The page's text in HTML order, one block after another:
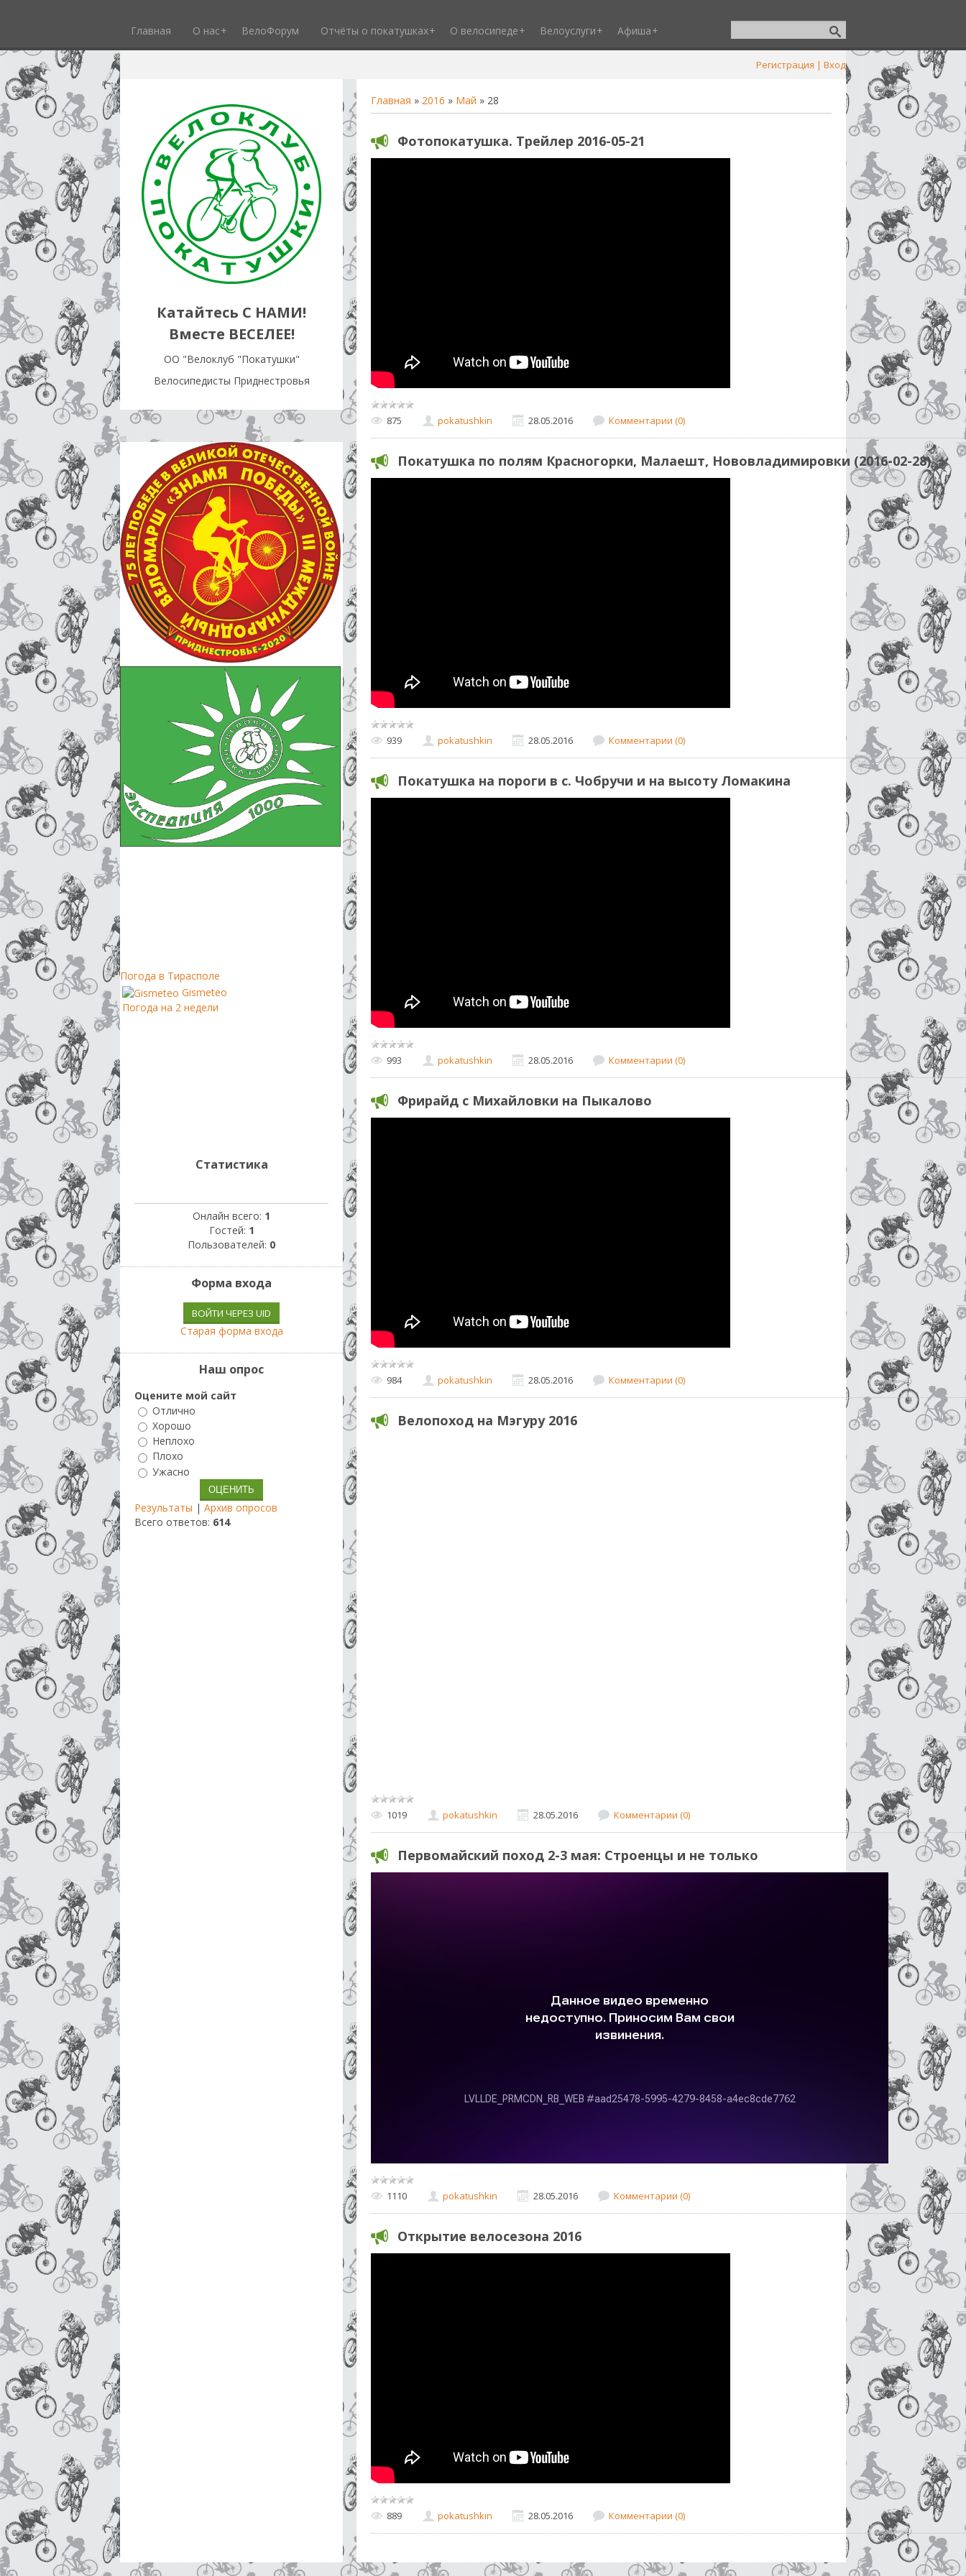
Главная О нас ВелоФорум Отчёты о покатушках О велосипеде Велоуслуги Афиша
Регистрация | Вход
Катайтесь С НАМИ!
Вместе ВЕСЕЛЕЕ!
OO "Велоклуб "Покатушки"
Велосипедисты Приднестровья
Главная » 2016 » Май » 28
Фотопокатушка. Трейлер 2016-05-21
875 pokatushkin 28.05.2016 Комментарии (0)
Покатушка по полям Красногорки, Малаешт, Нововладимировки (2016-02-28)
939 pokatushkin 28.05.2016 Комментарии (0)
Покатушка на пороги в с. Чобручи и на высоту Ломакина
993 pokatushkin 28.05.2016 Комментарии (0)
Фрирайд c Михайловки на Пыкалово
984 pokatushkin 28.05.2016 Комментарии (0)
Велопоход на Мэгуру 2016
1019 pokatushkin 28.05.2016 Комментарии (0)
Первомайский поход 2-3 мая: Строенцы и не только
1110 pokatushkin 28.05.2016 Комментарии (0)
Открытие велосезона 2016
889 pokatushkin 28.05.2016 Комментарии (0)
Погода в Тирасполе
Gismeteo
Погода на 2 недели
Статистика
Онлайн всего: 1
Гостей: 1
Пользователей: 0
Форма входа
ВОЙТИ ЧЕРЕЗ UID
Старая форма входа
Наш опрос
Оцените мой сайт
Отлично
Хорошо
Неплохо
Плохо
Ужасно
Результаты | Архив опросов
Всего ответов: 614